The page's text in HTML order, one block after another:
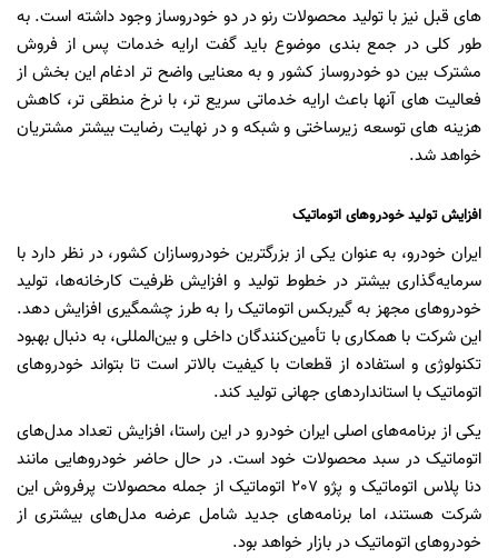
های قبل نیز با تولید محصولات رنو در دو خودروساز وجود داشته است. به
طور کلی در جمع بندی موضوع باید گفت ارایه خدمات پس از فروش
مشترک بین دو خودروساز کشور و به معنایی واضح تر ادغام این بخش از
فعالیت های آنها باعث ارایه خدماتی سریع تر، با نرخ منطقی تر، کاهش
هزینه های توسعه زیرساختی و شبکه و در نهایت رضایت بیشتر مشتریان
خواهد شد.
افزایش تولید خودروهای اتوماتیک
ایران خودرو، به عنوان یکی از بزرگترین خودروسازان کشور، در نظر دارد با
سرمایه‌گذاری بیشتر در خطوط تولید و افزایش ظرفیت کارخانه‌ها، تولید
خودروهای مجهز به گیربکس اتوماتیک را به طرز چشمگیری افزایش دهد.
این شرکت با همکاری با تأمین‌کنندگان داخلی و بین‌المللی، به دنبال بهبود
تکنولوژی و استفاده از قطعات با کیفیت بالاتر است تا بتواند خودروهای
اتوماتیک با استانداردهای جهانی تولید کند.
یکی از برنامه‌های اصلی ایران خودرو در این راستا، افزایش تعداد مدل‌های
اتوماتیک در سبد محصولات خود است. در حال حاضر خودروهایی مانند
دنا پلاس اتوماتیک و پژو 207 اتوماتیک از جمله محصولات پرفروش این
شرکت هستند، اما برنامه‌های جدید شامل عرضه مدل‌های بیشتری از
خودروهای اتوماتیک در بازار خواهد بود.